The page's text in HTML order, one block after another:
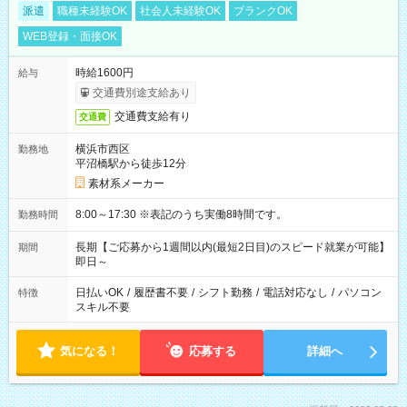
派遣 職種未経験OK 社会人未経験OK
ブランクOK
WEB登録・面接OK
給与
時給1600円
交通費別途支給あり
交通費 交通費支給有り
勤務地
横浜市西区
平沼橋駅から徒歩12分
素材系メーカー
勤務時間 8:00～17:30 ※表記のうち実働8時間です。
期間
長期【ご応募から1週間以内(最短2日目)のスピード就業が可能】
即日～
特徴 日払いOK / 履歴書不要 / シフト勤務 / 電話対応なし / パソコン
スキル不要
気になる！ 応募する 詳細へ